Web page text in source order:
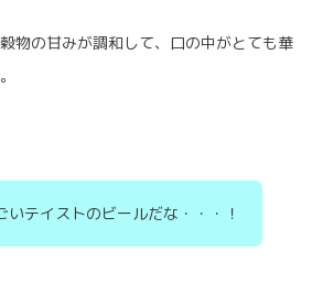
物の甘みが調和して、口の中がとても華
いテイストのビールだな・・・！